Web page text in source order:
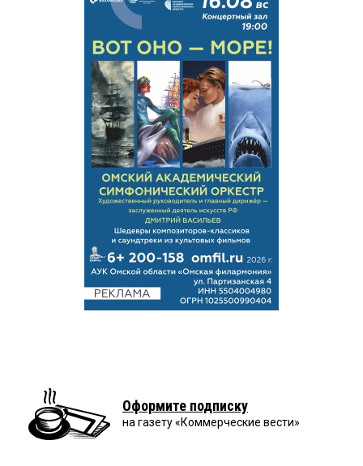
Оформите подписку
на газету «Коммерческие вести»